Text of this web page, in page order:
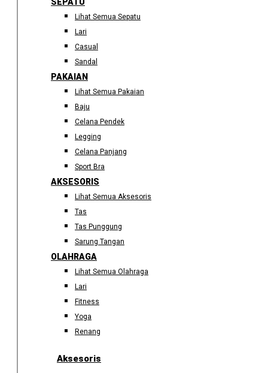
Lihat Semua Sepatu
Lari
Casual
Sandal
PAKAIAN
Lihat Semua Pakaian
Baju
Celana Pendek
Legging
Celana Panjang
Sport Bra
AKSESORIS
Lihat Semua Aksesoris
Tas
Tas Punggung
Sarung Tangan
OLAHRAGA
Lihat Semua Olahraga
Lari
Fitness
Yoga
Renang
Aksesoris